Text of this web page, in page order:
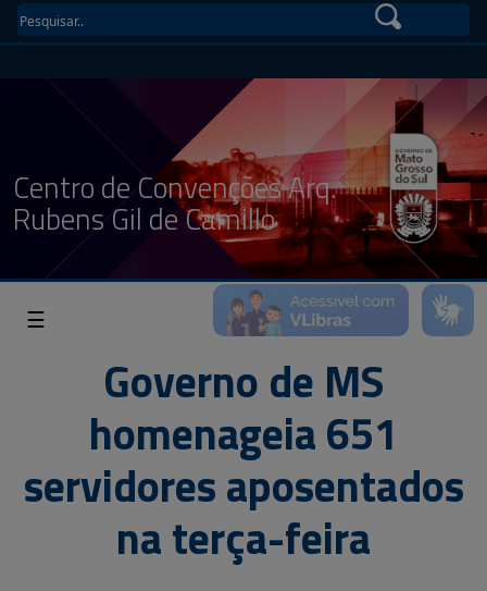
Centro de Convenções Arq.
Rubens Gil de Camillo
☰
Governo de MS
homenageia 651
servidores aposentados
na terça-feira